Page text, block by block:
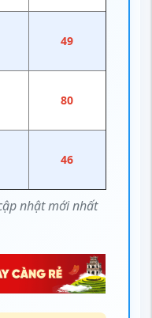
nhật mới nhất
49
80
46